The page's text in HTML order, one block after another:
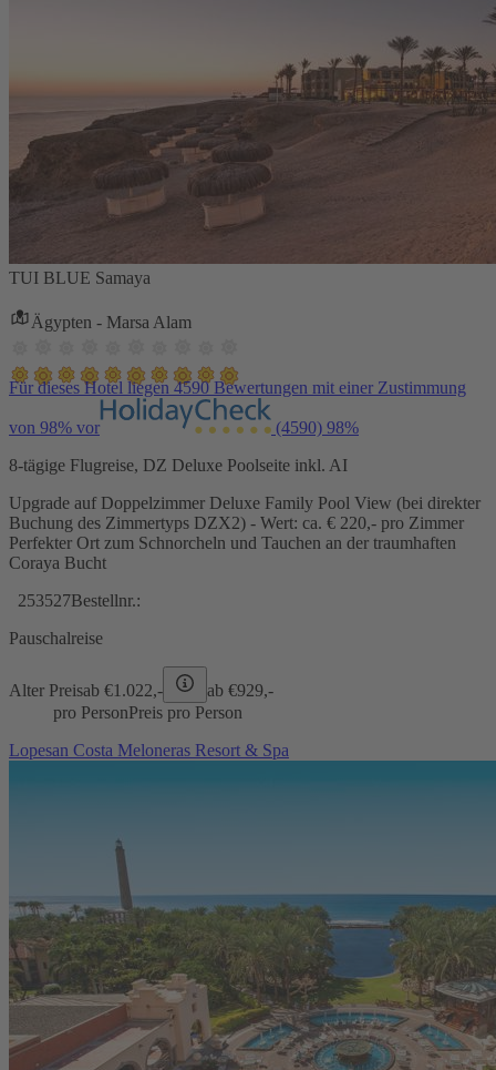
TUI BLUE Samaya
Ägypten - Marsa Alam
Für dieses Hotel liegen 4590 Bewertungen mit einer Zustimmung
von 98% vor (4590) 98%
8-tägige Flugreise, DZ Deluxe Poolseite inkl. AI
Upgrade auf Doppelzimmer Deluxe Family Pool View (bei direkter
Buchung des Zimmertyps DZX2) - Wert: ca. € 220,- pro Zimmer
Perfekter Ort zum Schnorcheln und Tauchen an der traumhaften
Coraya Bucht
253527Bestellnr.:
Pauschalreise
Alter Preisab €1.022,- ab €929,-
pro PersonPreis pro Person
Lopesan Costa Meloneras Resort & Spa